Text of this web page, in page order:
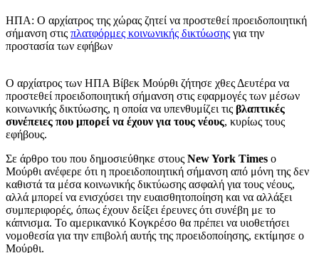
ΗΠΑ: Ο αρχίατρος της χώρας ζητεί να προστεθεί προειδοποιητική
σήμανση στις πλατφόρμες κοινωνικής δικτύωσης για την
προστασία των εφήβων
Ο αρχίατρος των ΗΠΑ Βίβεκ Μούρθι ζήτησε χθες Δευτέρα να
προστεθεί προειδοποιητική σήμανση στις εφαρμογές των μέσων
κοινωνικής δικτύωσης, η οποία να υπενθυμίζει τις βλαπτικές
συνέπειες που μπορεί να έχουν για τους νέους, κυρίως τους
εφήβους.
Σε άρθρο του που δημοσιεύθηκε στους New York Times ο
Μούρθι ανέφερε ότι η προειδοποιητική σήμανση από μόνη της δεν
καθιστά τα μέσα κοινωνικής δικτύωσης ασφαλή για τους νέους,
αλλά μπορεί να ενισχύσει την ευαισθητοποίηση και να αλλάξει
συμπεριφορές, όπως έχουν δείξει έρευνες ότι συνέβη με το
κάπνισμα. Το αμερικανικό Κογκρέσο θα πρέπει να υιοθετήσει
νομοθεσία για την επιβολή αυτής της προειδοποίησης, εκτίμησε ο
Μούρθι.